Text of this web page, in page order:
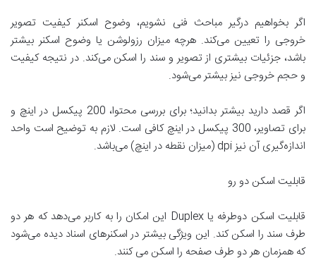
اگر بخواهیم درگیر مباحث فنی نشویم، وضوح اسکنر کیفیت تصویر
خروجی را تعیین می‌کند. هرچه میزان رزولوشن یا وضوح اسکنر بیشتر
باشد، جزئیات بیشتری از تصویر و سند را اسکن می‌کند. در نتیجه کیفیت
و حجم خروجی نیز بیشتر می‌شود.
اگر قصد دارید بیشتر بدانید؛ برای بررسی محتوا، 200 پیکسل در اینچ و
برای تصاویر، 300 پیکسل در اینچ کافی است.​ لازم به توضیح است واحد
اندازه‌گیری آن نیز dpi (میزان نقطه در اینچ) می‌باشد.
قابلیت اسکن دو رو
قابلیت اسکن دوطرفه یا Duplex این امکان را به کاربر می‌دهد که هر دو
طرف سند را اسکن کند. این ویژگی بیشتر در اسکنرهای اسناد دیده می‌شود
که همزمان هر دو طرف صفحه را اسکن می کنند.